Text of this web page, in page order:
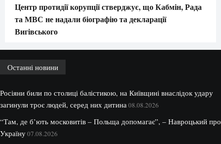
Центр протидії корупції стверджує, що Кабмін, Рада
та МВС не надали біографію та декларації
Вигівського
Останні новини
Росіяни били по столиці балістикою, на Київщині внаслідок удару
загинули троє людей, серед них дитина 08.08.2026
“Там, де б’ють московитів – Польща допомагає”, – Навроцький про
Україну07.08.2026